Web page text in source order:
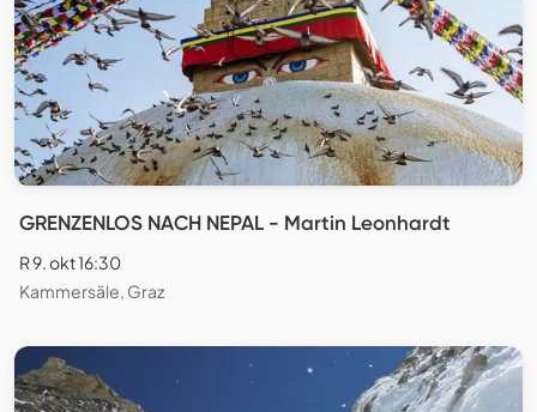
GRENZENLOS NACH NEPAL - Martin Leonhardt
R 9. okt 16:30
Kammersäle, Graz